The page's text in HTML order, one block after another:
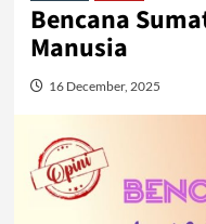
Bencana
Manusia
16 December, 2025